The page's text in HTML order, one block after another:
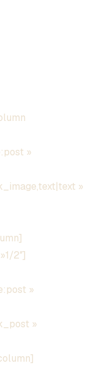
»
»
2″]
»
»